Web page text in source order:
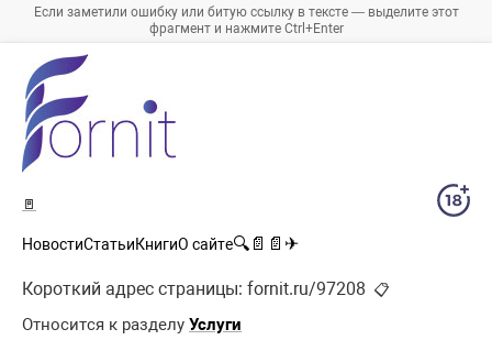
Если заметили ошибку или битую ссылку в тексте — выделите этот
фрагмент и нажмите Ctrl+Enter
🚪
НовостиСтатьиКнигиО сайте🔍 📄 📄 ✈
Короткий адрес страницы: fornit.ru/97208 📋
Относится к разделу Услуги